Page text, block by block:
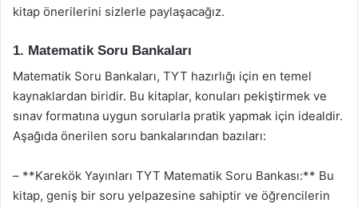
kitap önerilerini sizlerle paylaşacağız.
1. Matematik Soru Bankaları
Matematik Soru Bankaları, TYT hazırlığı için en temel
kaynaklardan biridir. Bu kitaplar, konuları pekiştirmek ve
sınav formatına uygun sorularla pratik yapmak için idealdir.
Aşağıda önerilen soru bankalarından bazıları:
– **Karekök Yayınları TYT Matematik Soru Bankası:** Bu
kitap, geniş bir soru yelpazesine sahiptir ve öğrencilerin